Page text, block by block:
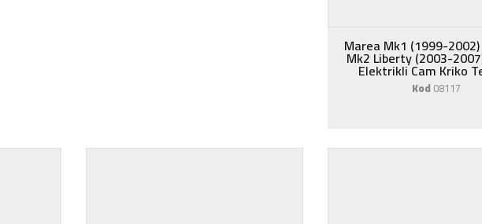
Marea Mk1 (1999-
Mk2 Liberty (2003-
Elektrikli Cam Kriko
Kod08117